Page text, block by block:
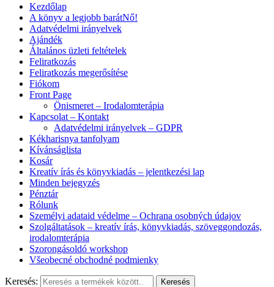
Kezdőlap
A könyv a legjobb barátNő!
Adatvédelmi irányelvek
Ajándék
Általános üzleti feltételek
Feliratkozás
Feliratkozás megerősítése
Fiókom
Front Page
Önismeret – Irodalomterápia
Kapcsolat – Kontakt
Adatvédelmi irányelvek – GDPR
Kékharisnya tanfolyam
Kívánságlista
Kosár
Kreatív írás és könyvkiadás – jelentkezési lap
Minden bejegyzés
Pénztár
Rólunk
Személyi adataid védelme – Ochrana osobných údajov
Szolgáltatások – kreatív írás, könyvkiadás, szöveggondozás,
irodalomterápia
Szorongásoldó workshop
Všeobecné obchodné podmienky
Keresés: Keresés